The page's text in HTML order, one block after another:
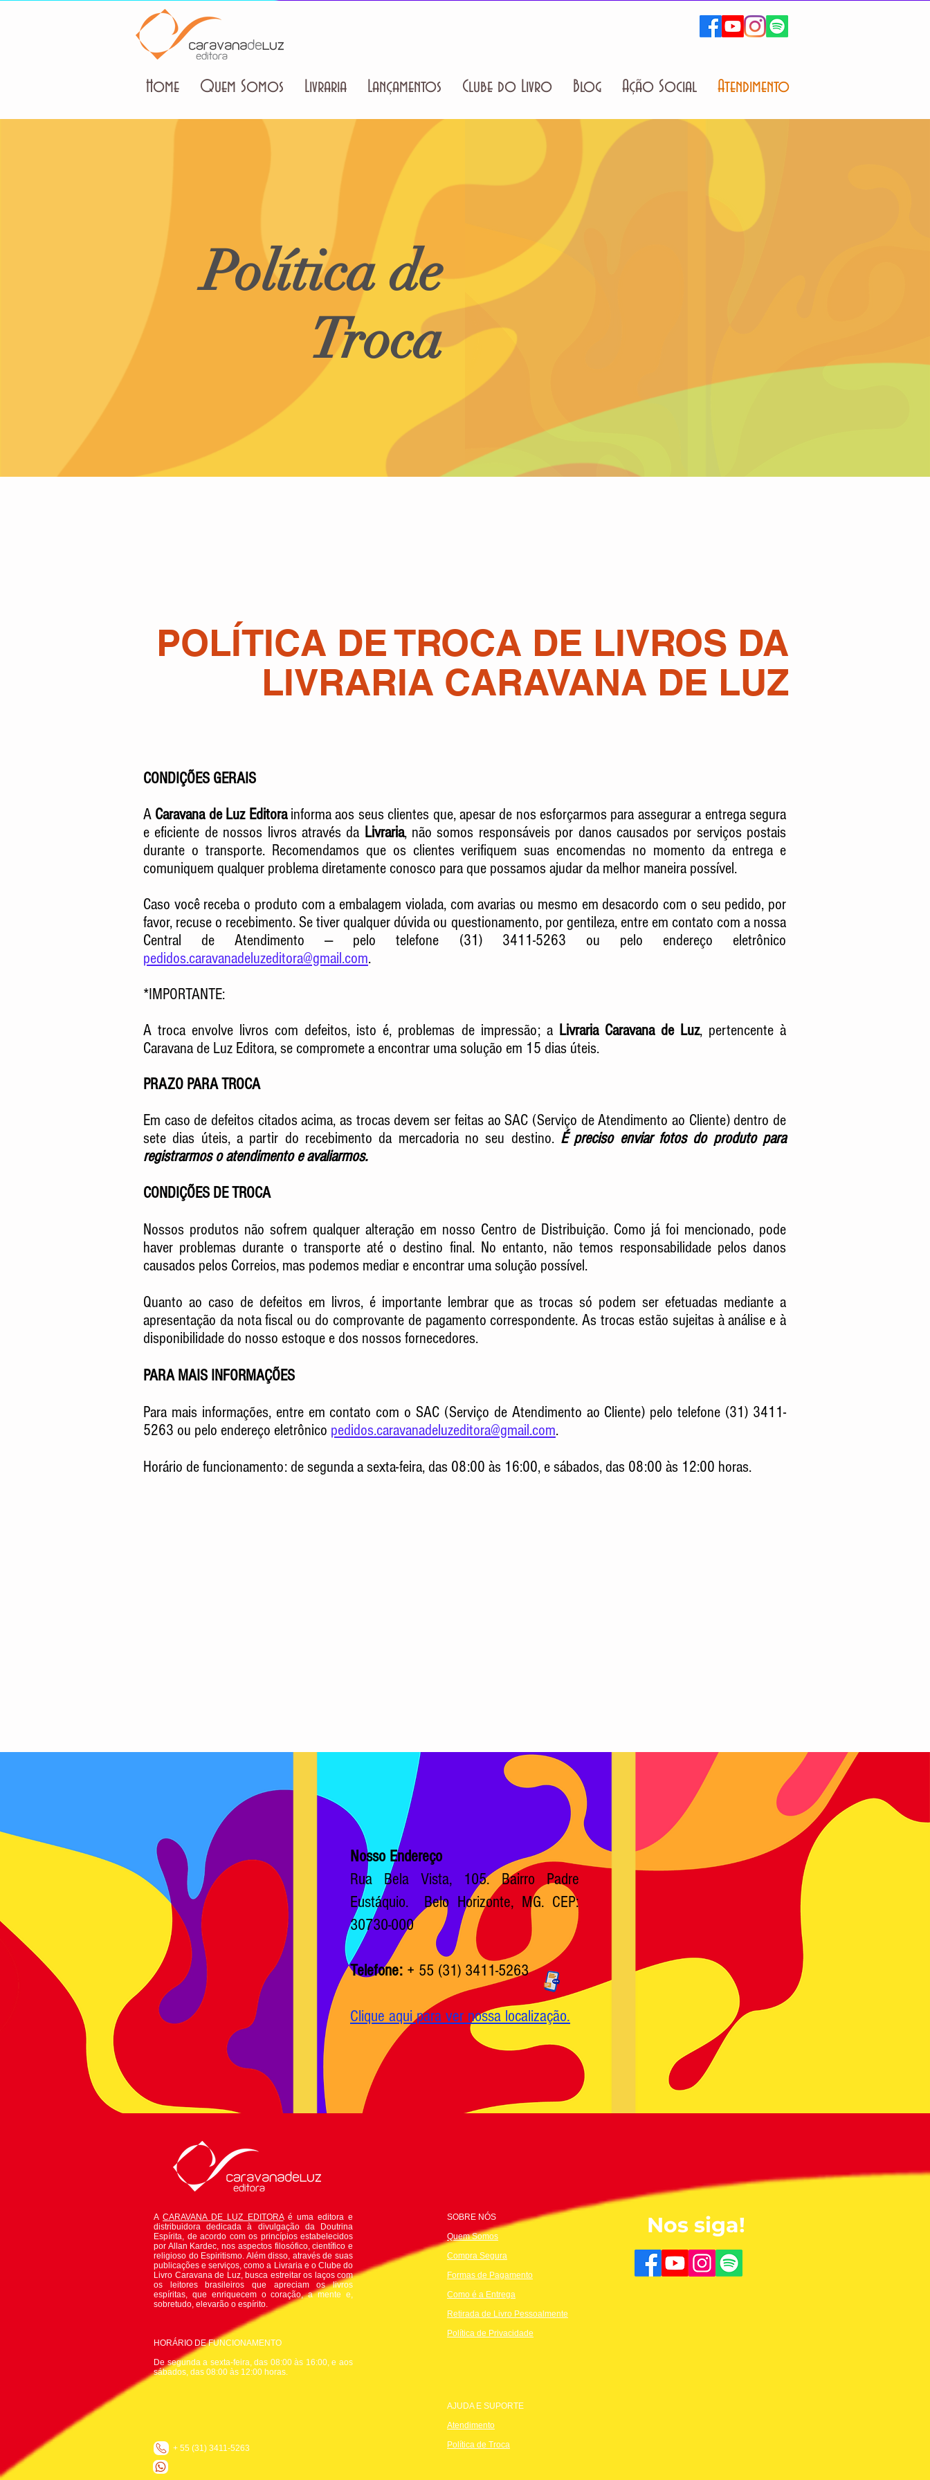
Home Quem Somos Livraria Lançamentos Clube do Livro Blog Ação Social Atendimento
Política de
Troca
POLÍTICA DE TROCA DE LIVROS DA
LIVRARIA CARAVANA DE LUZ
​CONDIÇÕES GERAIS
A Caravana de Luz Editorainforma aos seus clientes que, apesar de nos esforçarmos para assegurar a entrega segura
e eficiente de nossos livros através da Livraria,não somos responsáveis por danos causados por serviços postais
durante o transporte. Recomendamos que os clientes verifiquem suas encomendas no momento da entrega e
comuniquem qualquer problema diretamente conosco para que possamos ajudar da melhor maneira possível.
Caso você receba o produto com a embalagem violada, com avarias ou mesmo em desacordo com o seu pedido, por
favor, recuse o recebimento. Se tiver qualquer dúvida ou questionamento, por gentileza, entre em contato com a nossa
Central de Atendimento — pelo telefone (31) 3411-5263 ou pelo endereço eletrônico
pedidos.caravanadeluzeditora@gmail.com.
*IMPORTANTE:
A troca envolve livros com defeitos, isto é, problemas de impressão; a Livraria Caravana de Luz,pertencente à
Caravana de Luz Editora, se compromete a encontrar uma solução em 15 dias úteis.
PRAZO PARA TROCA
Em caso de defeitos citados acima, as trocas devem ser feitas ao SAC (Serviço de Atendimento ao Cliente) dentro de
sete dias úteis, a partir do recebimento da mercadoria no seu destino. É preciso enviar fotos do produto para
registrarmos o atendimento e avaliarmos.
CONDIÇÕES DE TROCA
Nossos produtos não sofrem qualquer alteração em nosso Centro de Distribuição. Como já foi mencionado, pode
haver problemas durante o transporte até o destino final. No entanto, não temos responsabilidade pelos danos
causados pelos Correios, mas podemos mediar e encontrar uma solução possível.
​Quanto ao caso de defeitos em livros, é importante lembrar que as trocas só podem ser efetuadas mediante a
apresentação da nota fiscal ou do comprovante de pagamento correspondente. As trocas estão sujeitas à análise e à
disponibilidade do nosso estoque e dos nossos fornecedores.
PARA MAIS INFORMAÇÕES
​Para mais informações, entre em contato com o SAC (Serviço de Atendimento ao Cliente) pelo telefone (31) 3411-
5263 ou pelo endereço eletrônico pedidos.caravanadeluzeditora@gmail.com.
​​Horário de funcionamento: de segunda a sexta-feira, das 08:00 às 16:00, e sábados, das 08:00 às 12:00 horas.
Nosso Endereço
Rua Bela Vista, 105. Bairro Padre
Eustáquio. Belo Horizonte, MG. CEP:
30730-000
Telefone: + 55 (31) 3411-5263
Clique aqui para ver nossa localização.
ACARAVANA DE LUZ EDITORAé uma editora e
distribuidora dedicada à divulgação da Doutrina
Espírita, de acordo com os princípios estabelecidos
por Allan Kardec, nos aspectos filosófico, científico e
religioso do Espiritismo. Além disso, através de suas
publicações e serviços, como a Livraria e o Clube do
Livro Caravana de Luz, busca estreitar os laços com
os leitores brasileiros que apreciam os livros
espíritas, que enriquecem o coração, a mente e,
sobretudo, elevarão o espírito.
HORÁRIO DE FUNCIONAMENTO
De segunda a sexta-feira, das 08:00 às 16:00, e aos
sábados, das 08:00 às 12:00 horas.
+ 55 (31) 3411-5263
SOBRE NÓS
Quem Somos
Compra Segura
Formas de Pagamento
Como é a Entrega
Retirada de Livro Pessoalmente
Política de Privacidade
Nos siga!
AJUDA E SUPORTE
Atendimento
Política de Troca